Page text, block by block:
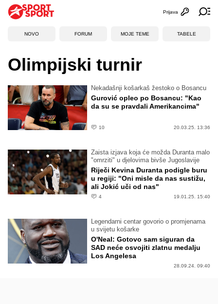
Otvori
Prijava
NOVO FORUM MOJE TEME TABELE
Olimpijski turnir
Nekadašnji košarkaš žestoko o Bosancu
Gurović opleo po Bosancu: "Kao
da su se pravdali Amerikancima"
10 20.03.25. 13:36
Zaista izjava koja će možda Duranta malo
"omrziti" u djelovima bivše Jugoslavije
Riječi Kevina Duranta podigle buru
u regiji: "Oni misle da nas sustižu,
ali Jokić uči od nas"
4 19.01.25. 15:40
Legendarni centar govorio o promjenama
u svijetu košarke
O'Neal: Gotovo sam siguran da
SAD neće osvojiti zlatnu medalju
Los Angelesa
28.09.24. 09:40